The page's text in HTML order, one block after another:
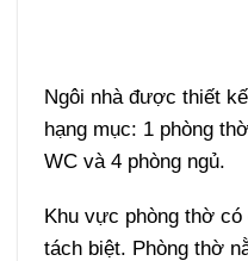
Ngôi nhà được thiết
hạng mục: 1 phòng
WC và 4 phòng ngủ.
Khu vực phòng thờ
tách biệt. Phòng thờ